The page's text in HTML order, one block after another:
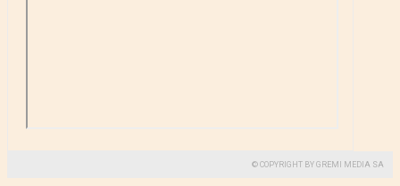
© COPYRIGHT BY GREMI MEDIA SA